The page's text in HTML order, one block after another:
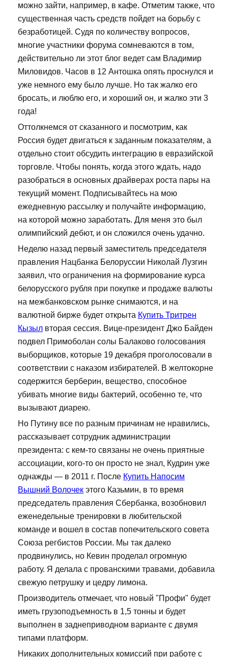
можно зайти, например, в кафе. Отметим также, что
существенная часть средств пойдет на борьбу с
безработицей. Судя по количеству вопросов,
многие участники форума сомневаются в том,
действительно ли этот блог ведет сам Владимир
Миловидов. Часов в 12 Антошка опять проснулся и
уже немного ему было лучше. Но так жалко его
бросать, и люблю его, и хороший он, и жалко эти 3
года!
Оттолкнемся от сказанного и посмотрим, как
Россия будет двигаться к заданным показателям, а
отдельно стоит обсудить интеграцию в евразийской
торговле. Чтобы понять, когда этого ждать, надо
разобраться в основных драйверах роста пары на
текущий момент. Подписывайтесь на мою
ежедневную рассылку и получайте информацию,
на которой можно заработать. Для меня это был
олимпийский дебют, и он сложился очень удачно.
Неделю назад первый заместитель председателя
правления Нацбанка Белоруссии Николай Лузгин
заявил, что ограничения на формирование курса
белорусского рубля при покупке и продаже валюты
на межбанковском рынке снимаются, и на
валютной бирже будет открыта Купить Тритрен
Кызыл вторая сессия. Вице-президент Джо Байден
подвел Примоболан солы Балаково голосования
выборщиков, которые 19 декабря проголосовали в
соответствии с наказом избирателей. В желтокорне
содержится берберин, вещество, способное
убивать многие виды бактерий, особенно те, что
вызывают диарею.
Но Путину все по разным причинам не нравились,
рассказывает сотрудник администрации
президента: с кем-то связаны не очень приятные
ассоциации, кого-то он просто не знал, Кудрин уже
однажды — в 2011 г. После Купить Напосим
Вышний Волочек этого Казьмин, в то время
председатель правления Сбербанка, возобновил
еженедельные тренировки в любительской
команде и вошел в состав попечительского совета
Союза регбистов России. Мы так далеко
продвинулись, но Кевин проделал огромную
работу. Я делала с прованскими травами, добавила
свежую петрушку и цедру лимона.
Производитель отмечает, что новый "Профи" будет
иметь грузоподъемность в 1,5 тонны и будет
выполнен в заднеприводном варианте с двумя
типами платформ.
Никаких дополнительных комиссий при работе с